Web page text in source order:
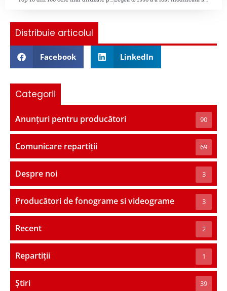
Distribuie articolul
Facebook LinkedIn
Categorii
Anunțuri pentru producători 90
Comunicare repartiții 69
Despre noi 3
Producători de fonograme si videograme 3
Recent 2
Repartiții 1
Știri 39